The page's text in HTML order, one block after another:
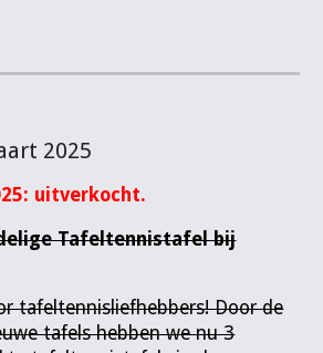
2025
uitverkocht.
Tafeltennistafel bij
tafeltennisliefhebbers! Door de
tafels hebben we nu 3